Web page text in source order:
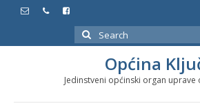
Search
for:
Općina
Jedinstveni općinski organ uprave